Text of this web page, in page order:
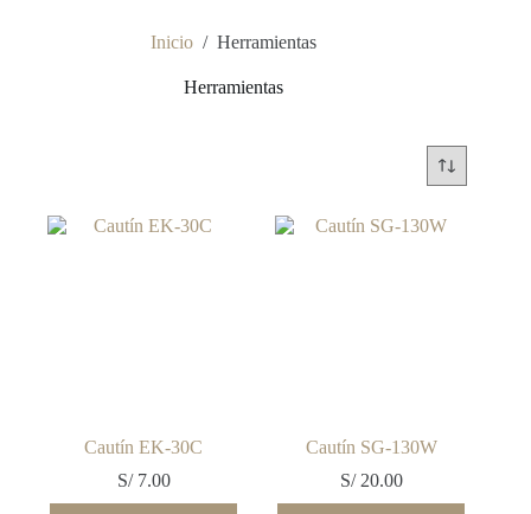
Inicio / Herramientas
Herramientas
Cautín EK-30C
S/7.00
Cautín SG-130W
S/20.00